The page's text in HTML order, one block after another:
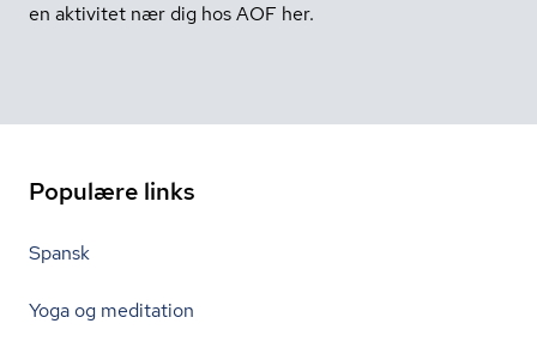
en aktivitet nær dig hos AOF her.
Populære links
Spansk
Yoga og meditation